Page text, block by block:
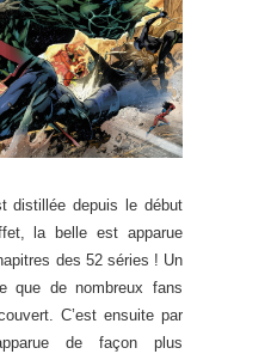
distillée depuis le début
la belle est apparue
des 52 séries ! Un
que de nombreux fans
C’est ensuite par
de façon plus